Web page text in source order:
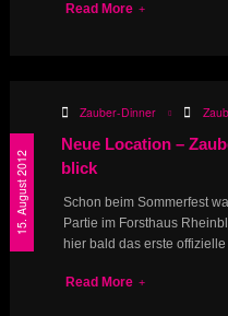
Read More
15. August 2012
Zauber-Dinner
Neue Location –
blick
Schon beim Sommerfest
Partie im Forsthaus
hier bald das erste
Read More